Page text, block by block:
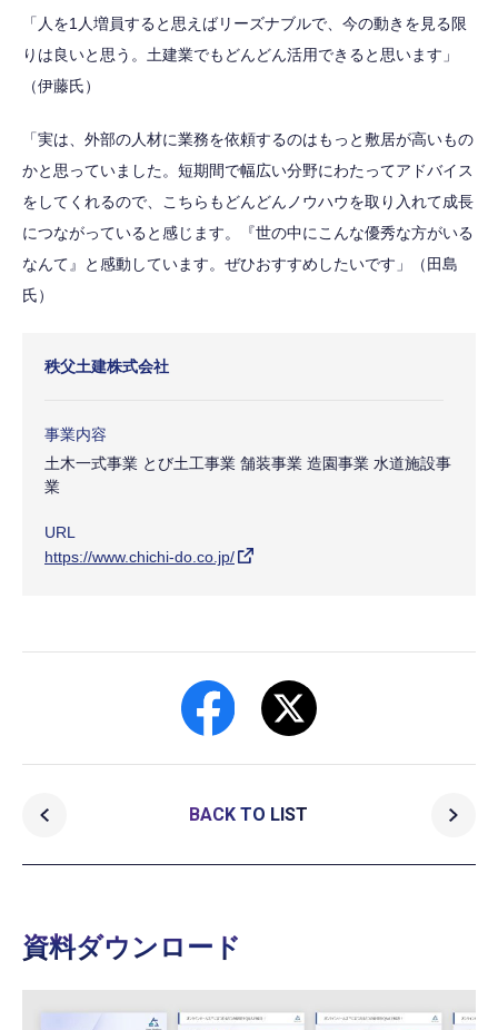
「人を1人増員すると思えばリーズナブルで、今の動きを見る限
りは良いと思う。土建業でもどんどん活用できると思います」
（伊藤氏）
「実は、外部の人材に業務を依頼するのはもっと敷居が高いもの
かと思っていました。短期間で幅広い分野にわたってアドバイス
をしてくれるので、こちらもどんどんノウハウを取り入れて成長
につながっていると感じます。『世の中にこんな優秀な方がいる
なんて』と感動しています。ぜひおすすめしたいです」（田島
氏）
秩父土建株式会社
事業内容
土木一式事業 とび土工事業 舗装事業 造園事業 水道施設事
業
URL
https://www.chichi-do.co.jp/
BACK TO LIST
資料ダウンロード